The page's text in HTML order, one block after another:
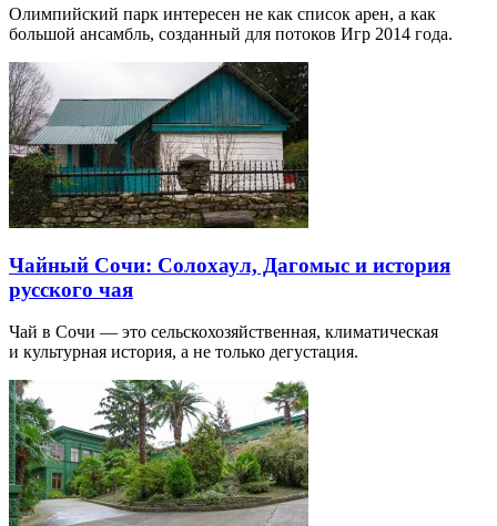
Олимпийский парк интересен не как список арен, а как
большой ансамбль, созданный для потоков Игр 2014 года.
Чайный Сочи: Солохаул, Дагомыс и история
русского чая
Чай в Сочи — это сельскохозяйственная, климатическая
и культурная история, а не только дегустация.